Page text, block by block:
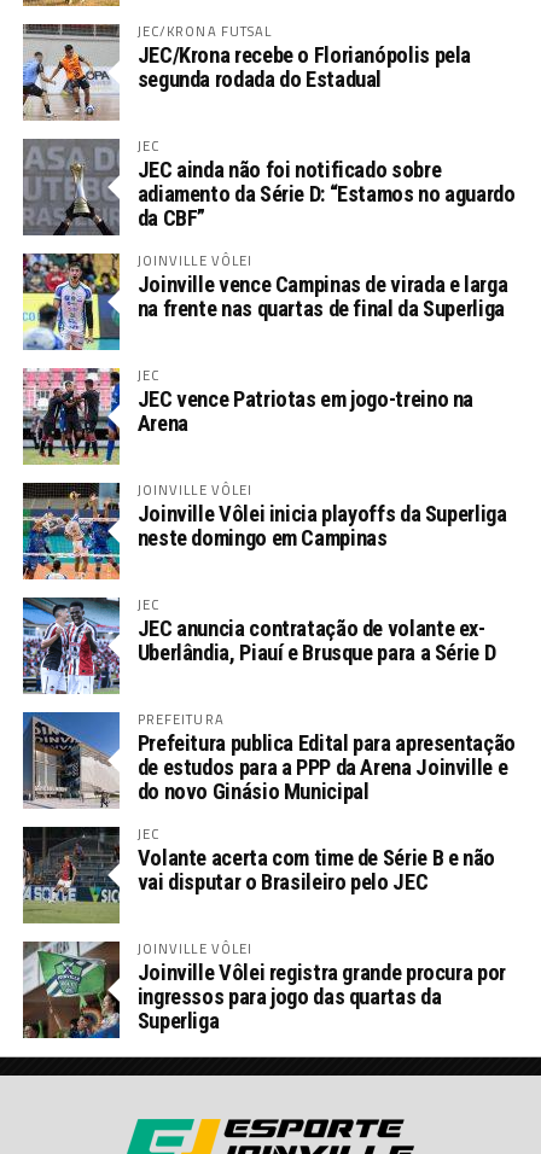
JEC/KRONA FUTSAL
JEC/Krona recebe o Florianópolis pela
segunda rodada do Estadual
JEC
JEC ainda não foi notificado sobre
adiamento da Série D: “Estamos no aguardo
da CBF”
JOINVILLE VÔLEI
Joinville vence Campinas de virada e larga
na frente nas quartas de final da Superliga
JEC
JEC vence Patriotas em jogo-treino na
Arena
JOINVILLE VÔLEI
Joinville Vôlei inicia playoffs da Superliga
neste domingo em Campinas
JEC
JEC anuncia contratação de volante ex-
Uberlândia, Piauí e Brusque para a Série D
PREFEITURA
Prefeitura publica Edital para apresentação
de estudos para a PPP da Arena Joinville e
do novo Ginásio Municipal
JEC
Volante acerta com time de Série B e não
vai disputar o Brasileiro pelo JEC
JOINVILLE VÔLEI
Joinville Vôlei registra grande procura por
ingressos para jogo das quartas da
Superliga